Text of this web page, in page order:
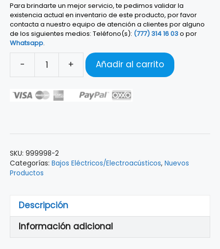
Para brindarte un mejor servicio, te pedimos validar la
existencia actual en inventario de este producto, por favor
contacta a nuestro equipo de atención a clientes por alguno
de los siguientes medios: Teléfono(s): (777) 314 16 03o por
Whatsapp.
-
BAJO
YAMAHA
VERDE
cantidad
+ Añadir al carrito
SKU: 999998-2
Categorías: Bajos Eléctricos/Electroacústicos, Nuevos
Productos
Descripción
Información adicional